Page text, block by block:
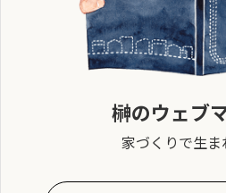
榊のウェブ
家づくりで生